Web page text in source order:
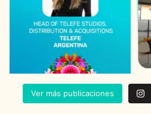
Ver más publicaciones